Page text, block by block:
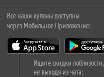
Все наши купоны доступны
через Мобильное Приложение:
Ищите скидки поблизости,
не выходя из чата: